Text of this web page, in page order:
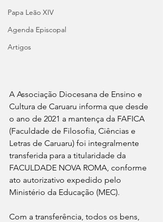
Papa Leão XIV
Agenda Episcopal
Artigos
A Associação Diocesana de Ensino e
Cultura de Caruaru informa que desde
o ano de 2021 a mantença da FAFICA
(Faculdade de Filosofia, Ciências e
Letras de Caruaru) foi integralmente
transferida para a titularidade da
FACULDADE NOVA ROMA, conforme
ato autorizativo expedido pelo
Ministério da Educação (MEC).
Com a transferência, todos os bens,